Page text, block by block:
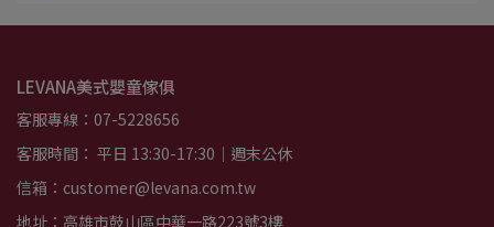
LEVANA美式嬰童傢俱
客服專線：07-5228656
客服時間： 平日 13:30-17:30｜週末公休
信箱：customer@levana.com.tw
地址：高雄市鼓山區中華一路223號3樓